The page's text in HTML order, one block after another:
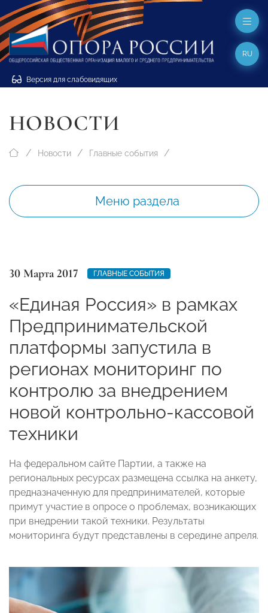
Версия для слабовидящих
RU
НОВОСТИ
Новости Главные события
Меню раздела
30 Марта 2017 ГЛАВНЫЕ СОБЫТИЯ
«Единая Россия» в рамках
Предпринимательской
платформы запустила в
регионах мониторинг по
контролю за внедрением
новой контрольно-кассовой
техники
На федеральном сайте Партии, а также на
региональных ресурсах размещена ссылка на анкету,
предназначенную для предпринимателей, которые
примут участие в опросе о проблемах, возникающих
при внедрении такой техники. Результаты
мониторинга будут представлены в середине апреля.